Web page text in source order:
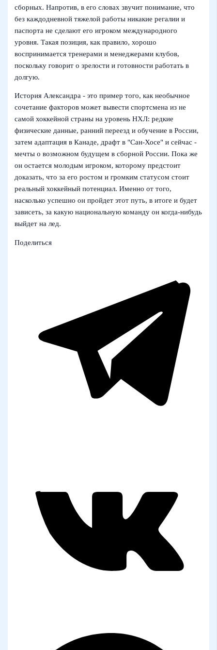
сборных. Напротив, в его словах звучит понимание, что
без каждодневной тяжелой работы никакие регалии и
паспорта не сделают его игроком международного
уровня. Такая позиция, как правило, хорошо
воспринимается тренерами и менеджерами клубов,
поскольку говорит о зрелости и готовности работать в
долгую.
История Александра - это пример того, как необычное
сочетание факторов может вывести спортсмена из не
самой хоккейной страны на уровень НХЛ: редкие
физические данные, ранний переезд и обучение в России,
затем адаптация в Канаде, драфт в "Сан‑Хосе" и сейчас -
мечты о возможном будущем в сборной России. Пока же
он остается молодым игроком, которому предстоит
доказать, что за его ростом и громким статусом стоит
реальный хоккейный потенциал. Именно от того,
насколько успешно он пройдет этот путь, в итоге и будет
зависеть, за какую национальную команду он когда‑нибудь
выйдет на лед.
Поделиться